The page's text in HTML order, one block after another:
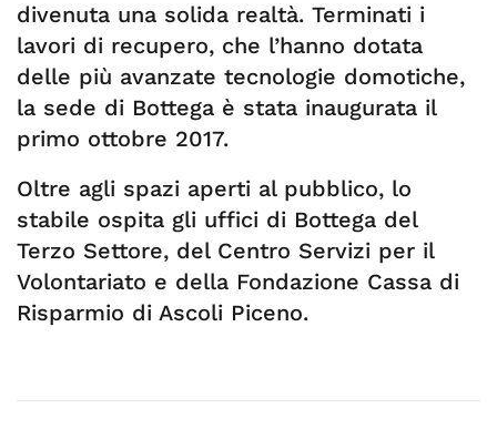
divenuta una solida realtà. Terminati i
lavori di recupero, che l’hanno dotata
delle più avanzate tecnologie domotiche,
la sede di Bottega è stata inaugurata il
primo ottobre 2017.
Oltre agli spazi aperti al pubblico, lo
stabile ospita gli uffici di Bottega del
Terzo Settore, del Centro Servizi per il
Volontariato e della Fondazione Cassa di
Risparmio di Ascoli Piceno.